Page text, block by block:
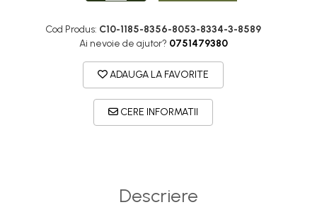
Cod Produs: C10-1185-8356-8053-8334-3-8589
Ai nevoie de ajutor? 0751479380
ADAUGA LA FAVORITE
CERE INFORMATII
Descriere